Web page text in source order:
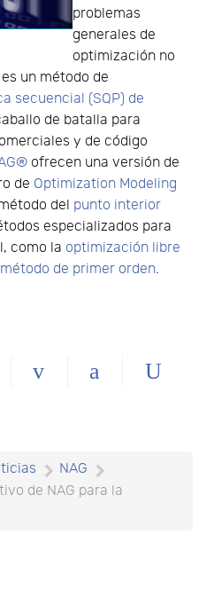
problemas
generales de
optimización no
un método de
secuencial (SQP) de
de batalla para
y de código
ofrecen una versión de
de Optimization Modeling
del punto interior
especializados para
como la optimización libre
método de primer orden.
NAG
de NAG para la